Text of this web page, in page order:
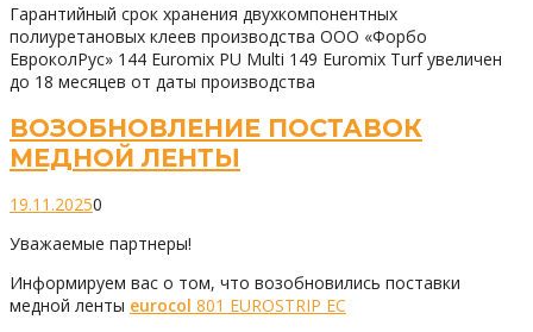
Гарантийный срок хранения двухкомпонентных
полиуретановых клеев производства ООО «Форбо
ЕвроколРус» 144 Euromix PU Multi 149 Euromix Turf увеличен
до 18 месяцев от даты производства
ВОЗОБНОВЛЕНИЕ ПОСТАВОК
МЕДНОЙ ЛЕНТЫ
19.11.20250
Уважаемые партнеры!
Информируем вас о том, что возобновились поставки
медной ленты eurocol 801 EUROSTRIP EC